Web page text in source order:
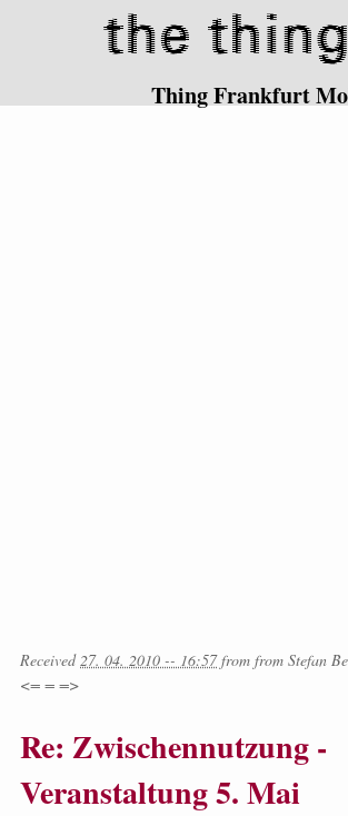
Thing Frankfurt
Received27. 04. 2010 -- 16:57from from Stefan
<= = =>
Re: Zwischennutzung -
Veranstaltung 5. Mai